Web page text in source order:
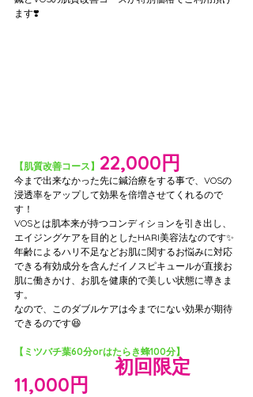
ます❣️
【肌質改善コース】 22,000円
今まで出来なかった先に鍼治療をする事で、VOSの
浸透率をアップして効果を倍増させてくれるので
す！
VOSとは肌本来が持つコンディションを引き出し、
エイジングケアを目的としたHARI美容法なのです✨
年齢によるハリ不足などお肌に関するお悩みに対応
できる有効成分を含んだイノスピキュールが直接お
肌に働きかけ、お肌を健康的で美しい状態に導きま
す。
なので、このダブルケアは今までにない効果が期待
できるのです😆
【ミツバチ葉60分orはたらき蜂100分】
初回限定
11,000円